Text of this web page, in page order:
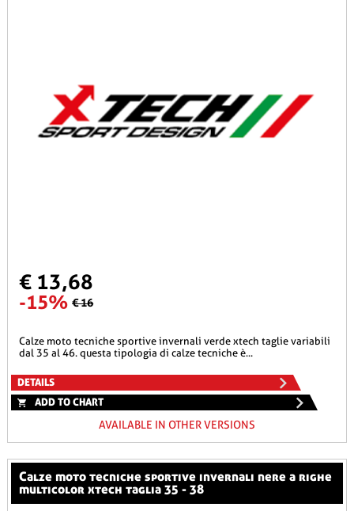
€ 13,68
-15% € 16
calze moto tecniche sportive invernali verde xtech taglie variabili
dal 35 al 46. questa tipologia di calze tecniche è...
DETAILS
ADD TO CHART
AVAILABLE IN OTHER VERSIONS
calze moto tecniche sportive invernali nere a righe
multicolor xtech taglia 35 - 38